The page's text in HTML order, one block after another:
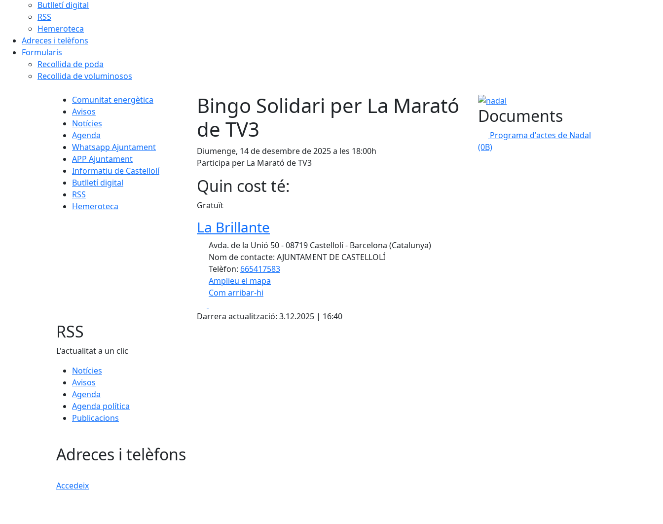
Butlletí digital
RSS
Hemeroteca
Adreces i telèfons
Formularis
Recollida de poda
Recollida de voluminosos
Comunitat energètica
Avisos
Notícies
Agenda
Whatsapp Ajuntament
APP Ajuntament
Informatiu de Castellolí
Butlletí digital
RSS
Hemeroteca
Bingo Solidari per La Marató
de TV3
Diumenge, 14 de desembre de 2025 a les 18:00h
Participa per La Marató de TV3
Quin cost té:
Gratuït
La Brillante
Avda. de la Unió 50 - 08719 Castellolí - Barcelona (Catalunya)
Nom de contacte: AJUNTAMENT DE CASTELLOLÍ
Telèfon: 665417583
Amplieu el mapa
Com arribar-hi
+
Darrera actualització: 3.12.2025 | 16:40
nadal
Documents
Programa d'actes de Nadal
(0B)
RSS
L'actualitat a un clic
Notícies
Avisos
Agenda
Agenda política
Publicacions
Adreces i telèfons
Accedeix